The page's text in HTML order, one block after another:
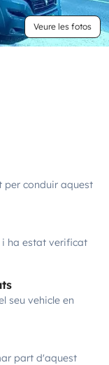
Veure les fotos
per conduir aquest
i ha estat verificat
seu vehicle en
part d'aquest